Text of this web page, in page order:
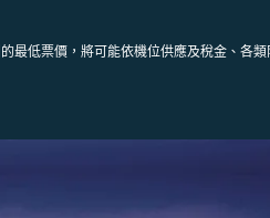
最低票價，將可能依機位供應及稅金、各類